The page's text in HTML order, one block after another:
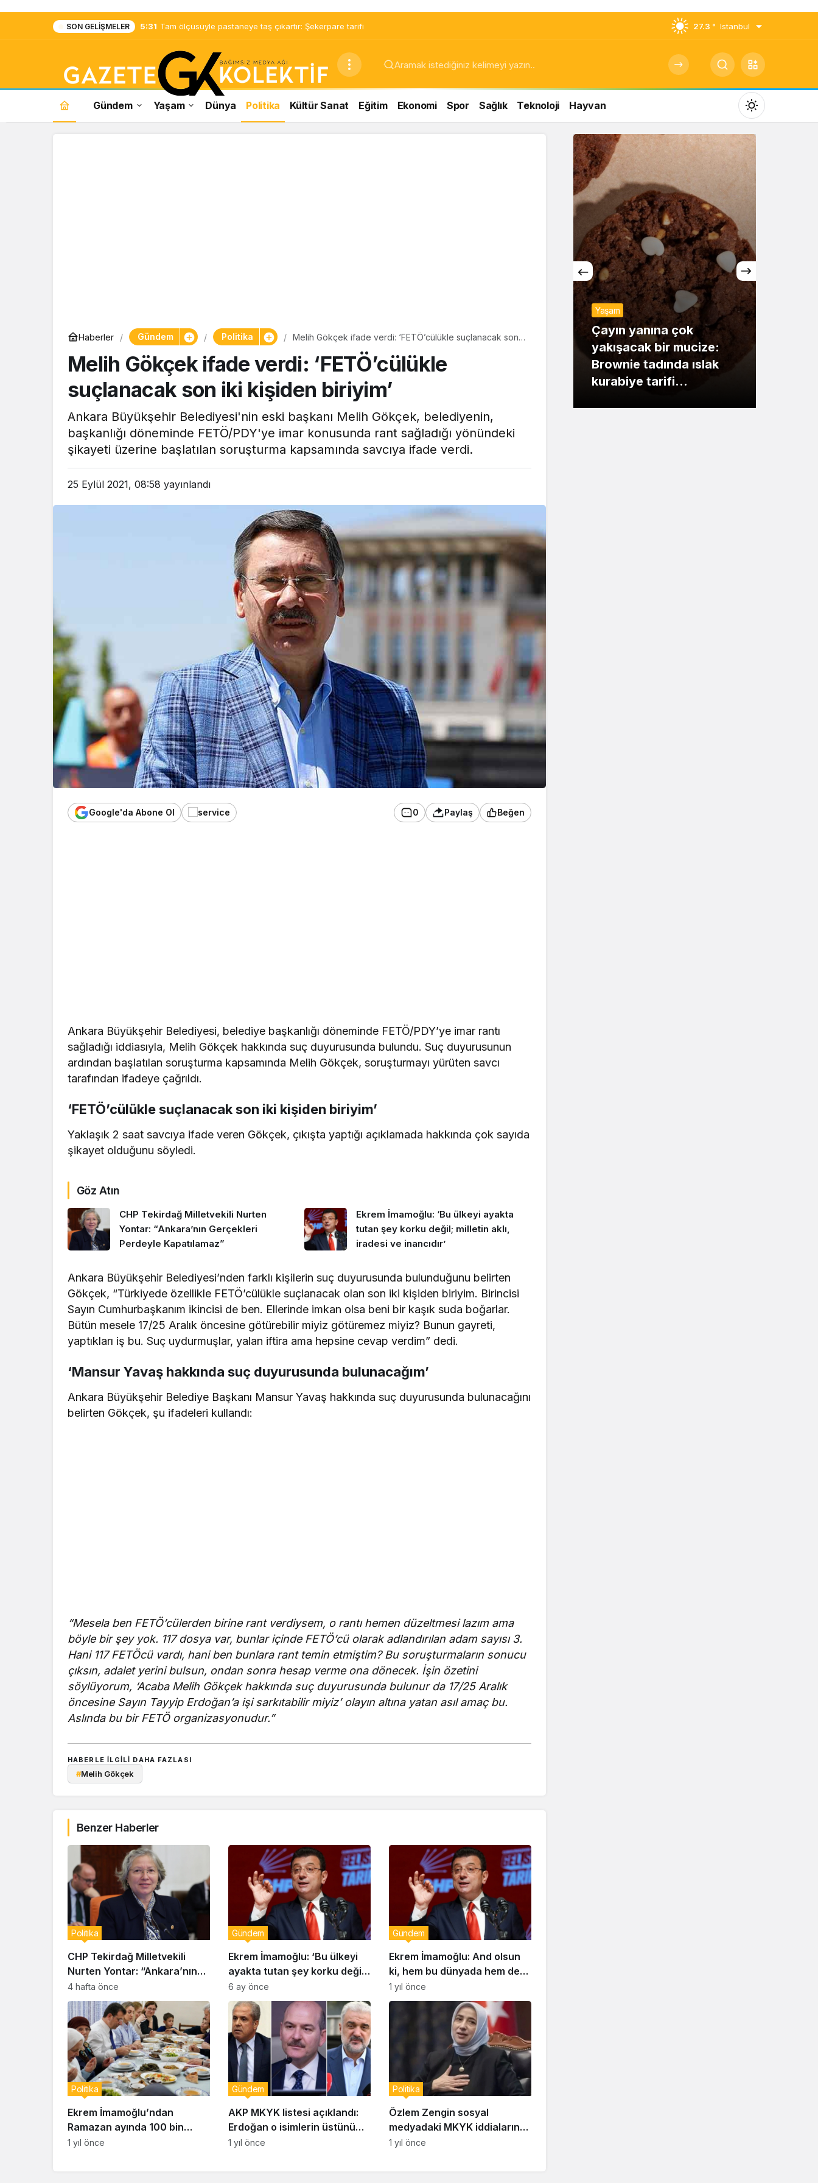
SON GELIŞMELER 5:31 Tam ölçüsüyle pastaneye taş çıkartır: Şekerpare tarifi 27.3 ° Istanbul
Gündem Yaşam Dünya Politika Kültür Sanat Eğitim Ekonomi Spor Sağlık Teknoloji Hayvan
Mod
değiştir
Gündüz Modu
Gündüz modunu seçin.
Gece Modu
Gece modunu seçin.
Sistem Modu
Sistem modunu seçin.
Haberler Gündem Politika
Melih Gökçek ifade verdi: ‘FETÖ’cülükle suçlanacak son
Melih Gökçek ifade verdi: ‘FETÖ’cülükle
suçlanacak son iki kişiden biriyim’
Ankara Büyükşehir Belediyesi'nin eski başkanı Melih Gökçek, belediyenin,
başkanlığı döneminde FETÖ/PDY'ye imar konusunda rant sağladığı yönündeki
şikayeti üzerine başlatılan soruşturma kapsamında savcıya ifade verdi.
25 Eylül 2021, 08:58 yayınlandı
Google'da Abone Ol 0 Paylaş Beğen
Ankara Büyükşehir Belediyesi, belediye başkanlığı döneminde FETÖ/PDY’ye imar rantı
sağladığı iddiasıyla, Melih Gökçek hakkında suç duyurusunda bulundu. Suç duyurusunun
ardından başlatılan soruşturma kapsamında Melih Gökçek, soruşturmayı yürüten savcı
tarafından ifadeye çağrıldı.
‘FETÖ’cülükle suçlanacak son iki kişiden biriyim’
Yaklaşık 2 saat savcıya ifade veren Gökçek, çıkışta yaptığı açıklamada hakkında çok sayıda
şikayet olduğunu söyledi.
Göz Atın
CHP Tekirdağ Milletvekili Nurten
Yontar: “Ankara’nın Gerçekleri
Perdeyle Kapatılamaz”
Ekrem İmamoğlu: ‘Bu ülkeyi ayakta
tutan şey korku değil; milletin aklı,
iradesi ve inancıdır’
Ankara Büyükşehir Belediyesi’nden farklı kişilerin suç duyurusunda bulunduğunu belirten
Gökçek, “Türkiyede özellikle FETÖ’cülükle suçlanacak olan son iki kişiden biriyim. Birincisi
Sayın Cumhurbaşkanım ikincisi de ben. Ellerinde imkan olsa beni bir kaşık suda boğarlar.
Bütün mesele 17/25 Aralık öncesine götürebilir miyiz götüremez miyiz? Bunun gayreti,
yaptıkları iş bu. Suç uydurmuşlar, yalan iftira ama hepsine cevap verdim” dedi.
‘Mansur Yavaş hakkında suç duyurusunda bulunacağım’
Ankara Büyükşehir Belediye Başkanı Mansur Yavaş hakkında suç duyurusunda bulunacağını
belirten Gökçek, şu ifadeleri kullandı:
“Mesela ben FETÖ’cülerden birine rant verdiysem, o rantı hemen düzeltmesi lazım ama
böyle bir şey yok. 117 dosya var, bunlar içinde FETÖ’cü olarak adlandırılan adam sayısı 3.
Hani 117 FETÖcü vardı, hani ben bunlara rant temin etmiştim? Bu soruşturmaların sonucu
çıksın, adalet yerini bulsun, ondan sonra hesap verme ona dönecek. İşin özetini
söylüyorum, ‘Acaba Melih Gökçek hakkında suç duyurusunda bulunur da 17/25 Aralık
öncesine Sayın Tayyip Erdoğan’a işi sarkıtabilir miyiz’ olayın altına yatan asıl amaç bu.
Aslında bu bir FETÖ organizasyonudur.”
HABERLE ILGILI DAHA FAZLASI
#Melih Gökçek
Benzer Haberler
CHP Tekirdağ Milletvekili
Nurten Yontar: “Ankara’nın
Gerçekleri Perdeyle
Kapatılamaz”
Politika
4 hafta önce
Ekrem İmamoğlu: ‘Bu ülkeyi
ayakta tutan şey korku değil;
milletin aklı, iradesi ve
inancıdır’
Gündem
6 ay önce
Ekrem İmamoğlu: And olsun
ki, hem bu dünyada hem de
mahşerde hesap soracağım
Gündem
1 yıl önce
Ekrem İmamoğlu’ndan
Ramazan ayında 100 bin
haneye destek açıklaması
Politika
1 yıl önce
AKP MKYK listesi açıklandı:
Erdoğan o isimlerin üstünü
çizdi!
Gündem
1 yıl önce
Özlem Zengin sosyal
medyadaki MKYK iddialarına
ateş püskürdü: “Tüzüğümüze
Politika
1 yıl önce
Tam ölçüsüyle
pastaneye taş çıkartır:
Yaşam
Çayın yanına çok
yakışacak bir mucize:
Brownie tadında ıslak
kurabiye tarifi…